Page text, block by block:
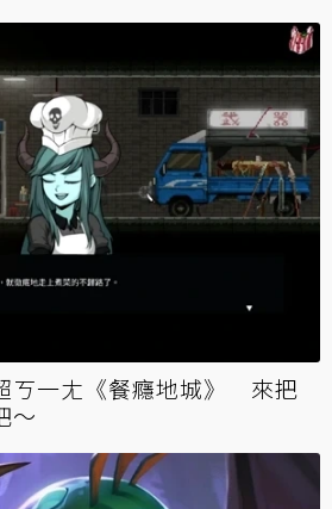
ㄎ一ㄤ《餐癮地城》 來把
～